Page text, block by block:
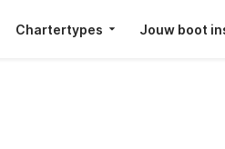
Chartertypes Jouw boot